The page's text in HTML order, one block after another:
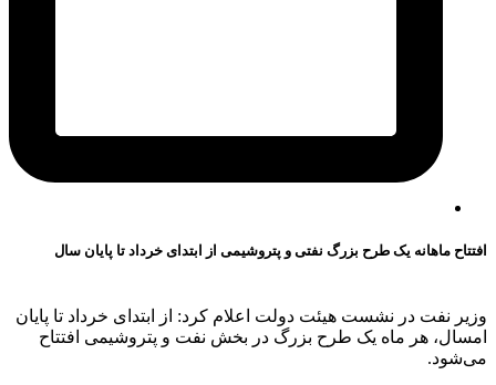
افتتاح ماهانه یک طرح بزرگ نفتی و پتروشیمی از ابتدای خرداد تا پایان سال
وزیر نفت در نشست هیئت دولت اعلام کرد: از ابتدای خرداد تا پایان
امسال، هر ماه یک طرح بزرگ در بخش نفت و پتروشیمی افتتاح
می‌شود.